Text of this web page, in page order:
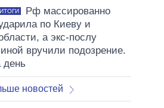
ИТОГИ
Рф массированно
по Киеву и
а экс-послу
вручили подозрение.
день
новостей